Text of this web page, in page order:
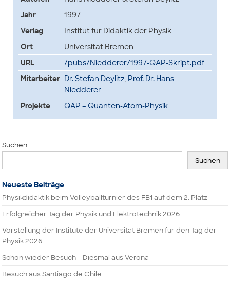
Jahr
1997
Verlag
Institut für Didaktik der Physik
Ort
Universität Bremen
URL
/pubs/Niedderer/1997-QAP-Skript.pdf
Mitarbeiter Dr. Stefan Deylitz, Prof. Dr. Hans
Niedderer
Projekte
QAP – Quanten-Atom-Physik
Suchen
Suchen
Neueste Beiträge
Physikdidaktik beim Volleyballturnier des FB1 auf dem 2. Platz
Erfolgreicher Tag der Physik und Elektrotechnik 2026
Vorstellung der Institute der Universität Bremen für den Tag der
Physik 2026
Schon wieder Besuch – Diesmal aus Verona
Besuch aus Santiago de Chile